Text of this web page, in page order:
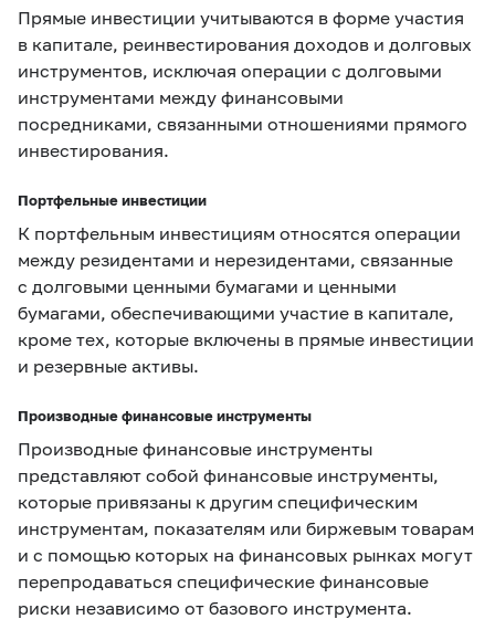
Прямые инвестиции учитываются в форме участия
в капитале, реинвестирования доходов и долговых
инструментов, исключая операции с долговыми
инструментами между финансовыми
посредниками, связанными отношениями прямого
инвестирования.
Портфельные инвестиции
К портфельным инвестициям относятся операции
между резидентами и нерезидентами, связанные
с долговыми ценными бумагами и ценными
бумагами, обеспечивающими участие в капитале,
кроме тех, которые включены в прямые инвестиции
и резервные активы.
Производные финансовые инструменты
Производные финансовые инструменты
представляют собой финансовые инструменты,
которые привязаны к другим специфическим
инструментам, показателям или биржевым товарам
и с помощью которых на финансовых рынках могут
перепродаваться специфические финансовые
риски независимо от базового инструмента.